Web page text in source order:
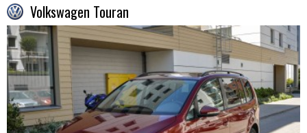
Volkswagen Touran